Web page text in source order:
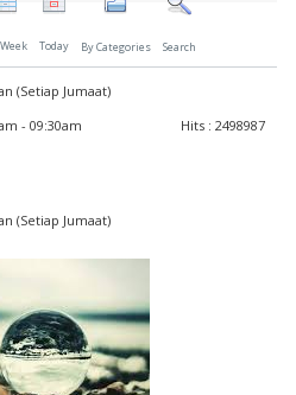
Today By Categories Search
(Setiap Jumaat)
- 09:30am
Hits : 2498987
(Setiap Jumaat)